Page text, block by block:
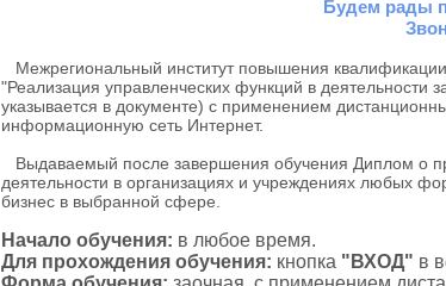
Будем рады
Межрегиональный институт повышения
"Реализация управленческих функций в
указывается в документе) с применением
информационную сеть Интернет.
Выдаваемый после завершения обучения Диплом о
деятельности в организациях и учреждениях любых
бизнес в выбранной сфере.
Начало обучения: в любое время.
Для прохождения обучения: кнопка "ВХОД" в